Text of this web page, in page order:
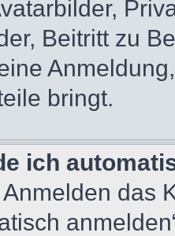
Beitritt zu
bringt.
ich
das